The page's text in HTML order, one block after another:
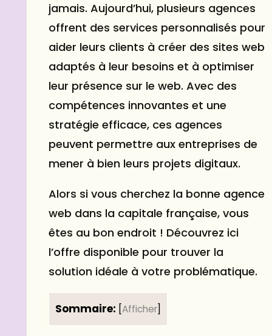
jamais. Aujourd’hui, plusieurs agences
offrent des services personnalisés pour
aider leurs clients à créer des sites web
adaptés à leur besoins et à optimiser
leur présence sur le web. Avec des
compétences innovantes et une
stratégie efficace, ces agences
peuvent permettre aux entreprises de
mener à bien leurs projets digitaux.
Alors si vous cherchez la bonne agence
web dans la capitale française, vous
êtes au bon endroit ! Découvrez ici
l’offre disponible pour trouver la
solution idéale à votre problématique.
Sommaire: Afficher